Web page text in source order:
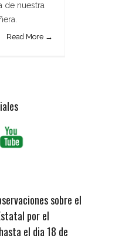
de nuestra
Read More →
sobre el
por el
el dia 18 de